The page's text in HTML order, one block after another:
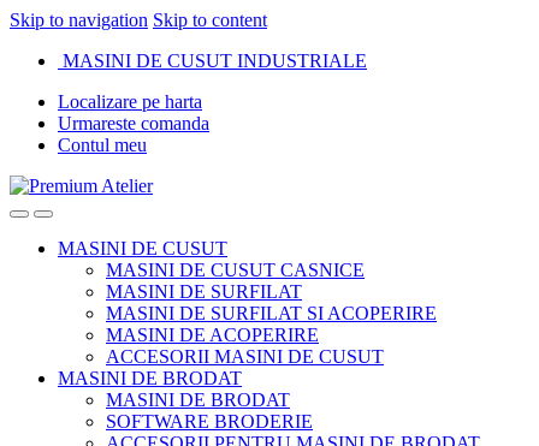
Skip to navigation Skip to content
MASINI DE CUSUT INDUSTRIALE
Localizare pe harta
Urmareste comanda
Contul meu
MASINI DE CUSUT
MASINI DE CUSUT CASNICE
MASINI DE SURFILAT
MASINI DE SURFILAT SI ACOPERIRE
MASINI DE ACOPERIRE
ACCESORII MASINI DE CUSUT
MASINI DE BRODAT
MASINI DE BRODAT
SOFTWARE BRODERIE